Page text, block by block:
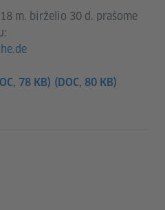
m. birželio 30 d. prašome
78 KB) (DOC, 80 KB)